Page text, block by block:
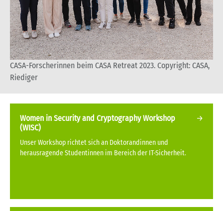
CASA-Forscherinnen beim CASA Retreat 2023. Copyright: CASA,
Riediger
Women in Security and Cryptography Workshop
(WISC)
Unser Workshop richtet sich an Doktorandinnen und
herausragende Studentinnen im Bereich der IT-Sicherheit.